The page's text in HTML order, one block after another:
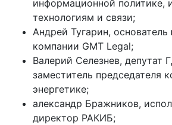
информационной политике,
технологиям и связи;
Андрей Тугарин,
компании GMT Legal;
Валерий Селезнев, депутат
заместитель председателя
энергетике;
александр Бражников,
директор РАКИБ;